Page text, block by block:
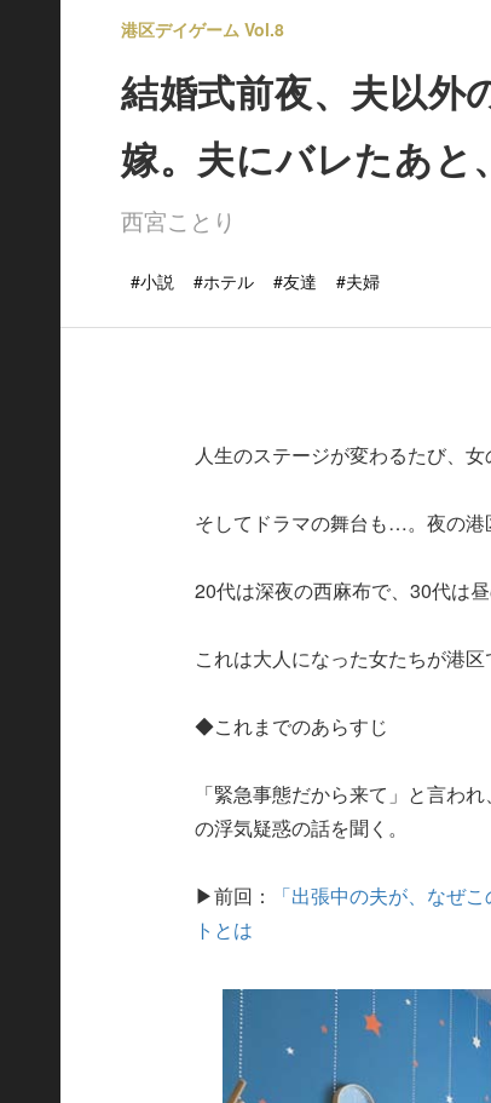
港区デイゲーム Vol.8
結婚式前夜、夫以外
嫁。夫にバレたあと
西宮ことり
#小説 #ホテル #友達 #夫婦
人生のステージが変わるたび、女
そしてドラマの舞台も…。夜の港
20代は深夜の西麻布で、30代は
これは大人になった女たちが港区
◆これまでのあらすじ
「緊急事態だから来て」と言わ
の浮気疑惑の話を聞く。
▶前回：
「出張中の夫が、なぜ
トとは